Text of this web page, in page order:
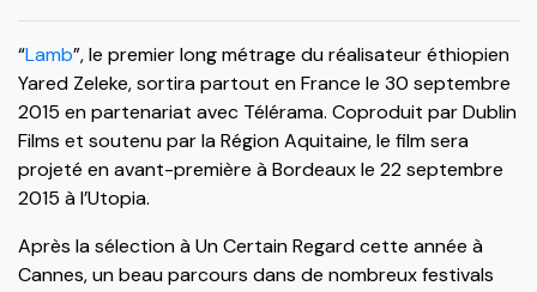
“Lamb”, le premier long métrage du réalisateur éthiopien
Yared Zeleke, sortira partout en France le 30 septembre
2015 en partenariat avec Télérama. Coproduit par Dublin
Films et soutenu par la Région Aquitaine, le film sera
projeté en avant-première à Bordeaux le 22 septembre
2015 à l’Utopia.
Après la sélection à Un Certain Regard cette année à
Cannes, un beau parcours dans de nombreux festivals